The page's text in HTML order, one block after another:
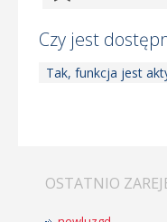
Czy jest
Tak, funkcja jest
OSTATNIO